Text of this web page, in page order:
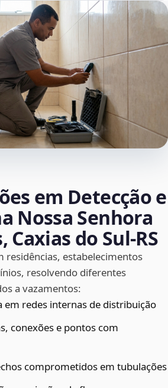
em Detecção e
Nossa Senhora
do Sul‑RS
residências, estabelecimentos
resolvendo diferentes
a vazamentos:
em redes internas de distribuição
conexões e pontos com
comprometidos em tubulações